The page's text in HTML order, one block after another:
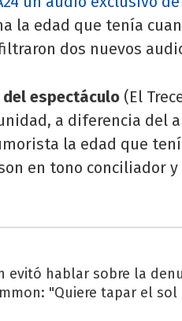
la edad que tenía
dos nuevos
del espectáculo (El
a diferencia del
la edad que
en tono conciliador
evitó hablar sobre la
"Quiere tapar el sol